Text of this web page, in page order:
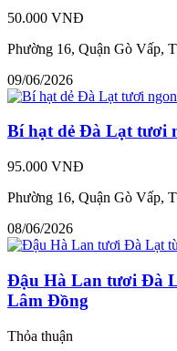
50.000 VNĐ
Phường 16, Quận Gò Vấp,
09/06/2026
Bí hạt dẻ Đà Lạt tươi
95.000 VNĐ
Phường 16, Quận Gò Vấp,
08/06/2026
Đậu Hà Lan tươi Đà
Lâm Đồng
Thỏa thuận